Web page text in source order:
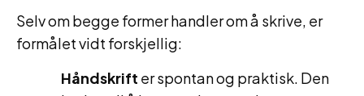
Selv om begge former handler om å skrive, er
formålet vidt forskjellig:
Håndskrift er spontan og praktisk. Den